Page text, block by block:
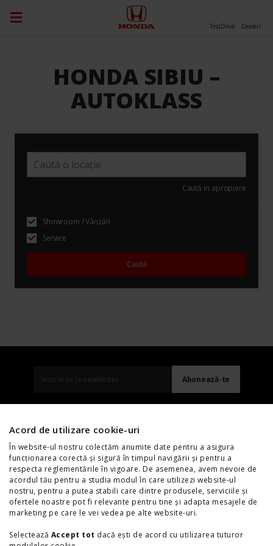
Acord de utilizare cookie-uri
În website-ul nostru colectăm anumite date pentru a asigura
funcționarea corectă și sigură în timpul navigării și pentru a
respecta reglementările în vigoare. De asemenea, avem nevoie de
acordul tău pentru a studia modul în care utilizezi website-ul
nostru, pentru a putea stabili care dintre produsele, serviciile și
ofertele noastre pot fi relevante pentru tine și adapta mesajele de
marketing pe care le vei vedea pe alte website-uri.
Selectează Accept tot dacă ești de acord cu utilizarea tuturor
TestDrive Dealeri
HONDA SIBIU –
AUTOKLASS
Caută in apropiere
Showroom / Vânzări
Service
Caută
Politica GDPR
Ștergere date personale
Protecția datelor cu caracter personal
Prețuri, broșuri și manuale
Asistență Rutieră
Honda Moto